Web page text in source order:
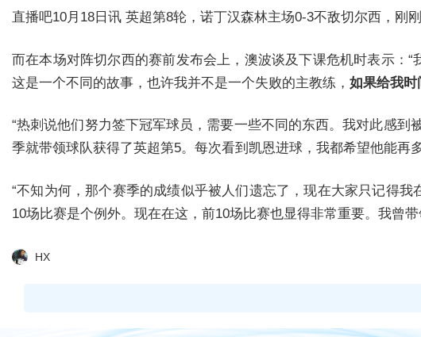
直播吧10月18日讯 英超第8轮，诺丁汉森林主场0-3不敌切尔西， 刚
而在本场对阵切尔西的赛前发布会上，澳波谈及下课危机时表示：
这是一个不同的故事，也许我并不是一个失败的主教练， 如果给我时
“热刺说他们努力签下冠军球员，需要一些不同的东西。我对此感
季就带领球队获得了英超第5。每次看到凯恩进球，我都希望他能再
“不知为何，那个赛季的成绩似乎被人们遗忘了，现在大家只记得
10场比赛是个例外。现在在这，前10场比赛也显得非常重要。我曾
HX